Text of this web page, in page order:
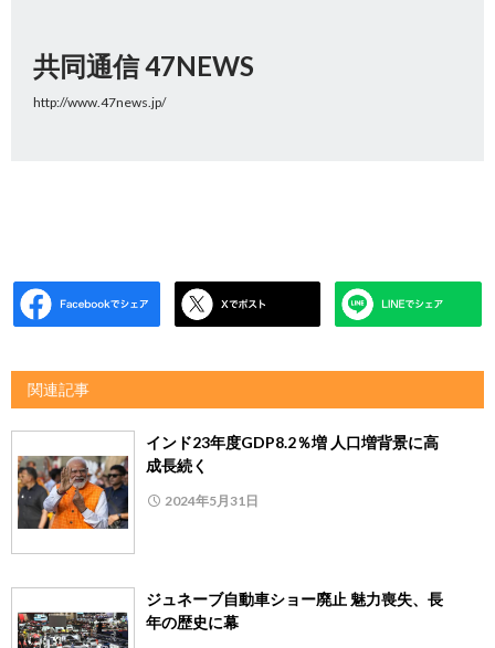
共同通信 47NEWS
http://www.47news.jp/
関連記事
インド23年度GDP8.2％増 人口増背景に高
成長続く
2024年5月31日
ジュネーブ自動車ショー廃止 魅力喪失、長
年の歴史に幕